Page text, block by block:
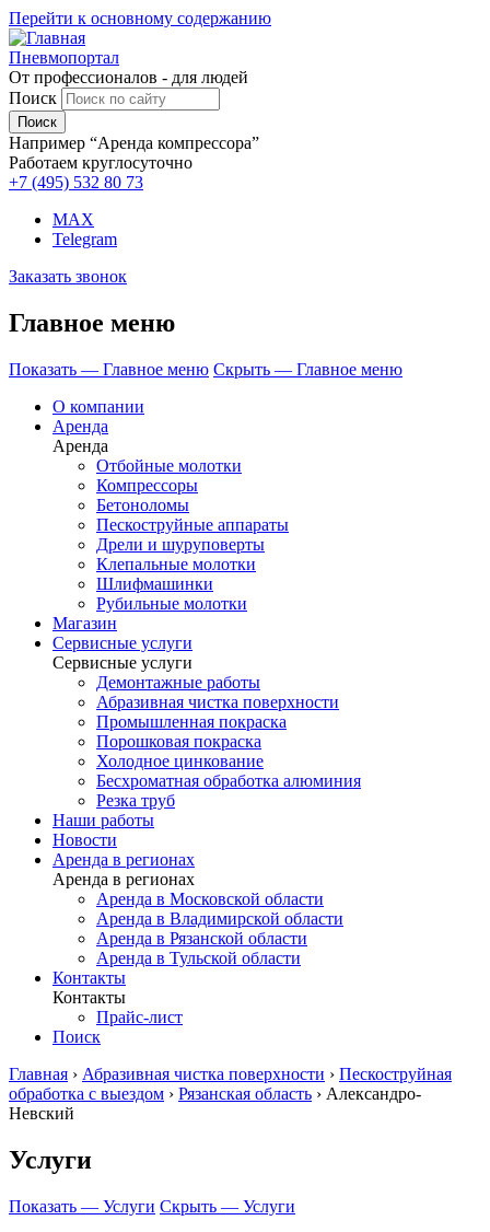
Перейти к основному содержанию
Пневмопортал
От профессионалов - для людей
Поиск
Например “Аренда компрессора”
Работаем круглосуточно
+7 (495) 532 80 73
MAX
Telegram
Заказать звонок
Главное меню
Показать — Главное меню Скрыть — Главное меню
О компании
Аренда
Аренда
Отбойные молотки
Компрессоры
Бетоноломы
Пескоструйные аппараты
Дрели и шуруповерты
Клепальные молотки
Шлифмашинки
Рубильные молотки
Магазин
Сервисные услуги
Сервисные услуги
Демонтажные работы
Абразивная чистка поверхности
Промышленная покраска
Порошковая покраска
Холодное цинкование
Бесхроматная обработка алюминия
Резка труб
Наши работы
Новости
Аренда в регионах
Аренда в регионах
Аренда в Московской области
Аренда в Владимирской области
Аренда в Рязанской области
Аренда в Тульской области
Контакты
Контакты
Прайс-лист
Поиск
Главная › Абразивная чистка поверхности › Пескоструйная
обработка с выездом › Рязанская область › Александро-
Невский
Услуги
Показать — Услуги Скрыть — Услуги